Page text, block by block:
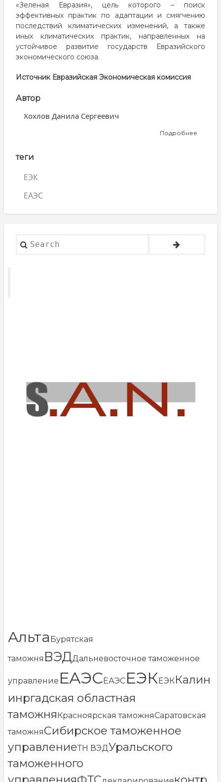
«Зеленая Евразия», цель которого – поиск
эффективных практик по адаптации и смягчению
последствий климатических изменений, а также
иных климатических практик, направленных на
устойчивое развитие государств Евразийского
экономического союза.
Источник Евразийская Экономическая комиссия
Автор
Хохлов Данила Сергеевич
Подробнее
теги
ЕЭК
ЕАЭС
Search
Альта Бурятская
таможня ВЭДДальневосточное таможенное
управление ЕАЭС ЕАЭС ЕЭК ЕЭККалин
инргадская областная
таможня Красноярская таможняСаратовская
таможняСибирское таможенное
управлениеТН ВЭДУральского
таможенного